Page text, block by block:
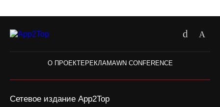
О ПРОЕКТЕРЕКЛАМАWN CONFERENCE
Сетевое издание App2Top